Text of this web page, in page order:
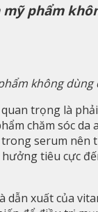
mỹ phẩm
không
trọng là
chăm sóc da
serum nên
tiêu cực
dẫn xuất của